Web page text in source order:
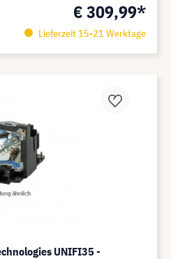
€ 309,99*
Lieferzeit 15-21 Werktage
UNIFI35 -